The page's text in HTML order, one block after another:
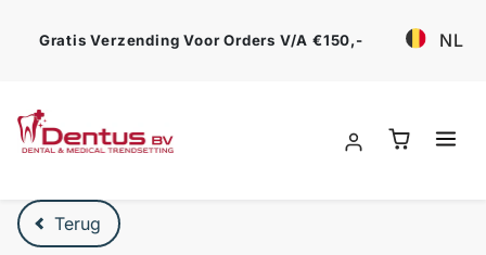
Gratis Verzending Voor Orders V/a €150,- NL
Verder naar product beschrijving
Terug